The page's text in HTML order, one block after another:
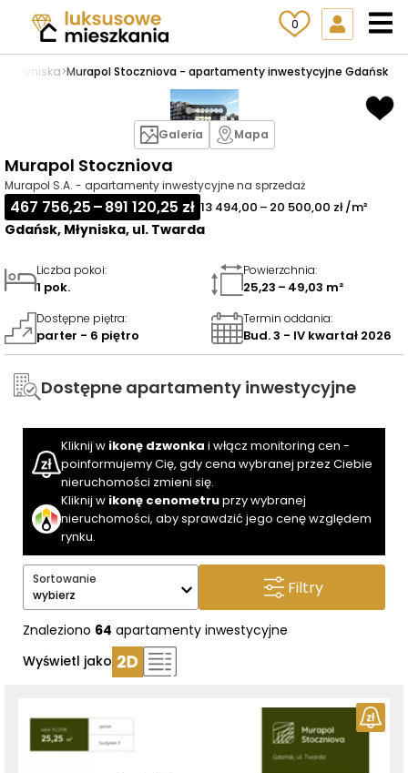
0
Młyniska>Murapol Stoczniova - apartamenty inwestycyjne Gdańsk
Murapol Stoczniova
Murapol S.A. - apartamenty inwestycyjne na sprzedaż
467 756,25 – 891 120,25 zł 13 494,00 – 20 500,00 zł /m²
Gdańsk, Młyniska, ul. Twarda
Galeria Mapa
Liczba pokoi:
1 pok.
Powierzchnia:
25,23 – 49,03 m²
Dostępne piętra:
parter - 6 piętro
Termin oddania:
Bud. 3 - IV kwartał 2026
Dostępne apartamenty inwestycyjne
Kliknij w ikonę dzwonka i włącz monitoring cen -
poinformujemy Cię, gdy cena wybranej przez Ciebie
nieruchomości zmieni się.
Kliknij w ikonę cenometruprzy wybranej
nieruchomości, aby sprawdzić jego cenę względem
rynku.
Filtry
Sortowanie
wybierz
Znaleziono 64 apartamenty inwestycyjne
Wyświetl jako